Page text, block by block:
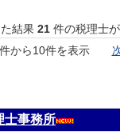
結果 21 件の税理士
ら10件を表示
士事務所